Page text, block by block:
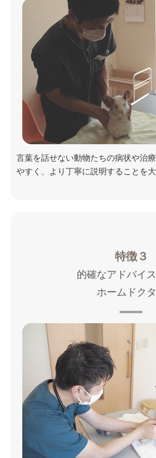
言葉を話せない動物たちの病状や治
やすく、より丁寧に説明することを大
特徴３
的確なアドバイ
ホームドク